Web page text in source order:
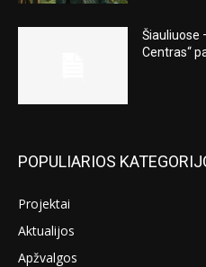
Šiauliuose
Centras“
POPULIARIOS
Projektai
Aktualijos
Apžvalgos